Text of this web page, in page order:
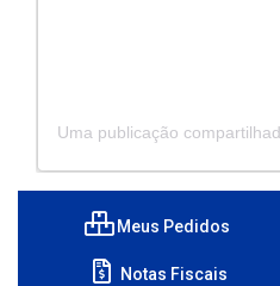
Meus Pedidos
Notas Fiscais